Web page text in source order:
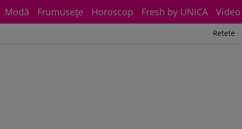
Modă Frumuseţe Horoscop Fresh by UNICA Video
Retete